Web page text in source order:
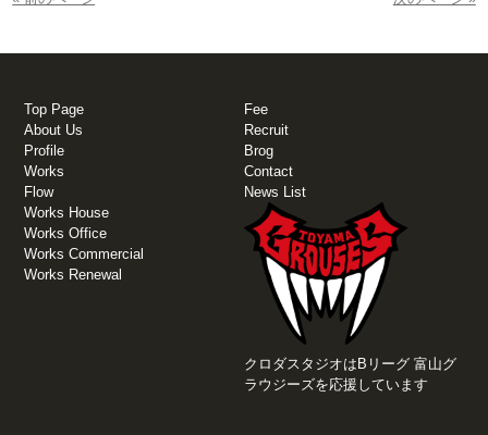
Top Page
About Us
Profile
Works
Flow
Fee
Recruit
Brog
Contact
News List
Works House
Works Office
Works Commercial
Works Renewal
クロダスタジオはBリーグ 富山グ
ラウジーズを応援しています